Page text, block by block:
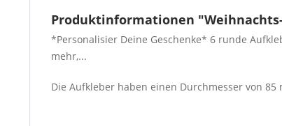
Produktinformationen
*Personalisier Deine Geschenke* 6 runde
mehr,...
Die Aufkleber haben einen Durchmesser von 85